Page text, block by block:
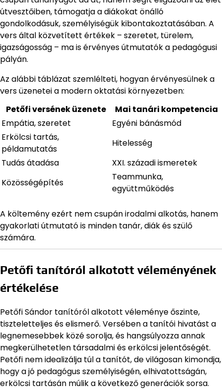
útvesztőiben, támogatja a diákokat önálló
gondolkodásuk, személyiségük kibontakoztatásában. A
vers által közvetített értékek – szeretet, türelem,
igazságosság – ma is érvényes útmutatók a pedagógusi
pályán.
Az alábbi táblázat szemlélteti, hogyan érvényesülnek a
vers üzenetei a modern oktatási környezetben:
Petőfi versének üzenete
Mai tanári kompetencia
Empátia, szeretet
Egyéni bánásmód
Erkölcsi tartás,
példamutatás
Hitelesség
Tudás átadása
XXI. századi ismeretek
Közösségépítés
Teammunka,
együttműködés
A költemény ezért nem csupán irodalmi alkotás, hanem
gyakorlati útmutató is minden tanár, diák és szülő
számára.
Petőfi tanítóról alkotott véleményének
értékelése
Petőfi Sándor tanítóról alkotott véleménye őszinte,
tiszteletteljes és elismerő. Versében a tanítói hivatást a
legnemesebbek közé sorolja, és hangsúlyozza annak
megkerülhetetlen társadalmi és erkölcsi jelentőségét.
Petőfi nem idealizálja túl a tanítót, de világosan kimondja,
hogy a jó pedagógus személyiségén, elhivatottságán,
erkölcsi tartásán múlik a következő generációk sorsa.